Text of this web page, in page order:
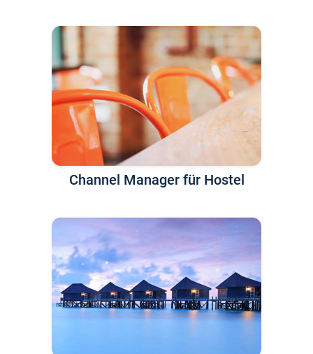
Channel Manager für Hostel